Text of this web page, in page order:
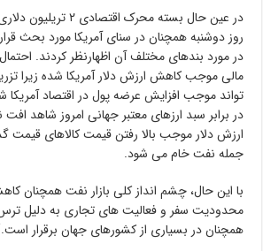
در عین حال بسته محرک
روز دوشنبه همچنان در سنای آمریکا مورد بحث
در مورد بندهای مختلف آن اظهارنظر کردند.
مالی موجب کاهش ارزش دلار آمریکا شده زیرا
تواند موجب افزایش عرضه پول در اقتصاد
در برابر سبد ارزهای معتبر جهانی امروز شاهد
ارزش دلار موجب بالا رفتن قیمت کالاهای قیمت
جمله نفت خام می شود.
با این حال، چشم انداز کلی بازار نفت همچنان
محدودیت سفر و فعالیت های تجاری به دلیل ترس
همچنان در بسیاری از کشورهای جهان برقرار